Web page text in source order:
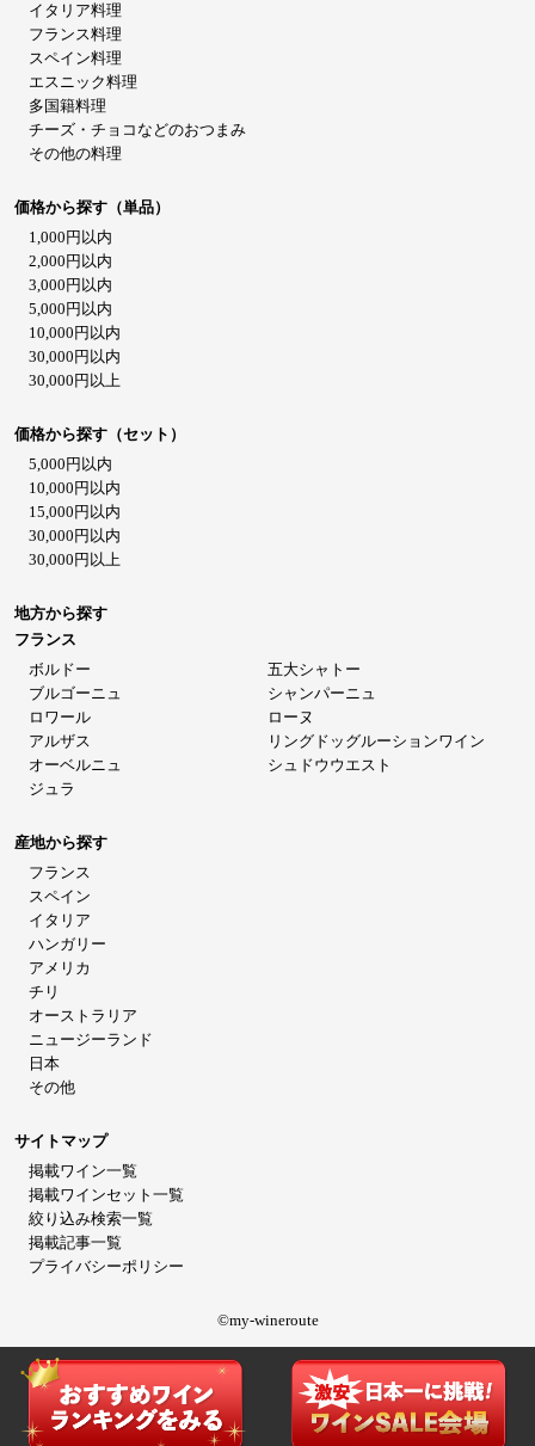
イタリア料理
フランス料理
スペイン料理
エスニック料理
多国籍料理
チーズ・チョコなどのおつまみ
その他の料理
価格から探す（単品）
1,000円以内
2,000円以内
3,000円以内
5,000円以内
10,000円以内
30,000円以内
30,000円以上
価格から探す（セット）
5,000円以内
10,000円以内
15,000円以内
30,000円以内
30,000円以上
地方から探す
フランス
ボルドー
五大シャトー
ブルゴーニュ
シャンパーニュ
ロワール
ローヌ
アルザス
リングドッグルーションワイン
オーベルニュ
シュドウウエスト
ジュラ
産地から探す
フランス
スペイン
イタリア
ハンガリー
アメリカ
チリ
オーストラリア
ニュージーランド
日本
その他
サイトマップ
掲載ワイン一覧
掲載ワインセット一覧
絞り込み検索一覧
掲載記事一覧
プライバシーポリシー
©my-wineroute